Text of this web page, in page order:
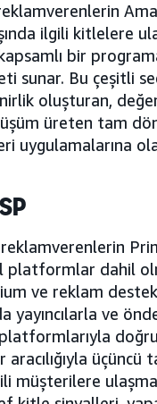
ilgili kitlelere
bir
sunar. Bu çeşitli
oluşturan,
üreten tam
uygulamalarına
platformlar dahil
ve reklam
yayıncılarla ve
üçüncü
müşterilere